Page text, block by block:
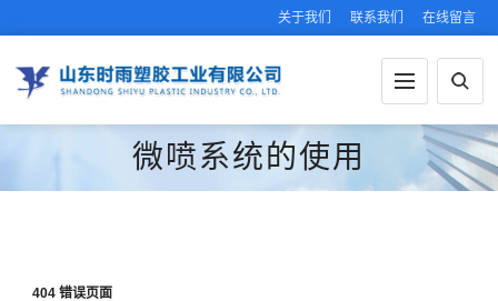
关于我们 联系我们 在线留言
微喷系统的使用
404 错误页面